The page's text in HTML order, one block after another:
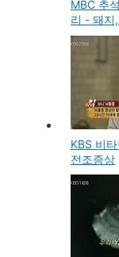
MBC 추
리 - 돼지
권 진행)
KBS 비
전조증상